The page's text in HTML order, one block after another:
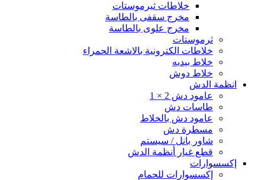
خلاطات ثيرموستات
مخرج سقفى بالطاسة
مخرج علوى بالطاسة
ثرموستات
خلاطات الكترونية بالاشعة الحمراء
خلاط بيديه
خلاط دوش
انظمة الدش
عامود دش 2 × 1
طاسات دش
عامود دش بالخلاط
مسطرة دش
شاور بانل / سيستم
قطع غيار أنظمة الدش
إكسسوارات
إكسسوارات للحمام